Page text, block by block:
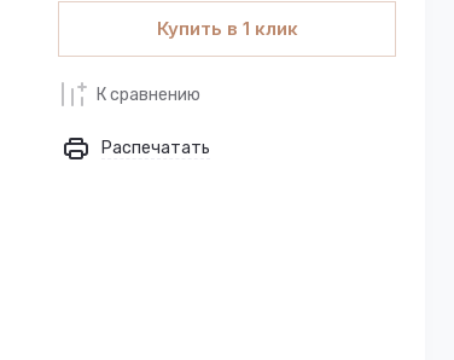
Купить в 1 клик
К сравнению
Распечатать